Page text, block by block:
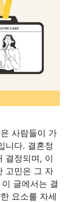
사람들이 가
니다. 결혼정
결정되며, 이
고민은 그 자
글에서는 결
요소를 자세